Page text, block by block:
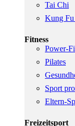
Tai Chi
Kung
Fitness
Power-
Pilates
Sport
Eltern-
Freizeitsport